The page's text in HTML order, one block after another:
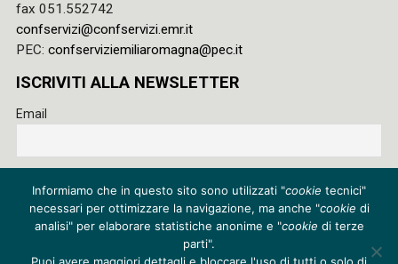
fax 051.552742
confservizi@confservizi.emr.it
PEC: confserviziemiliaromagna@pec.it
ISCRIVITI ALLA NEWSLETTER
Email
al trattamento dei miei dati
Privacy policy
Cookie policy
Informiamo che in questo sito sono utilizzati "cookie tecnici"
necessari per ottimizzare la navigazione, ma anche "cookie di
analisi" per elaborare statistiche anonime e "cookie di terze
parti".